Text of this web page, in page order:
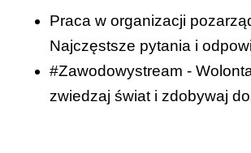
Praca w organizacji
Najczęstsze pytania i
#Zawodowystream -
zwiedzaj świat i zdobywaj